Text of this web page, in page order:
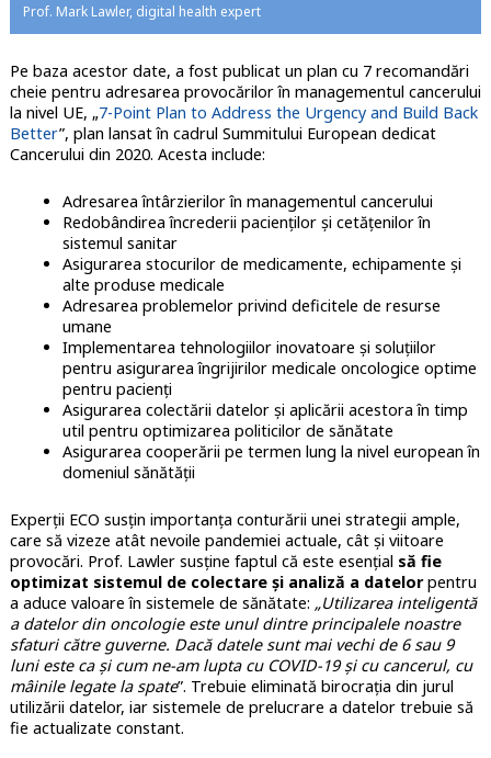
Prof. Mark Lawler, digital health expert
Pe baza acestor date, a fost publicat un plan cu 7 recomandări
cheie pentru adresarea provocărilor în managementul cancerului
la nivel UE, „7-Point Plan to Address the Urgency and Build Back
Better”, plan lansat în cadrul Summitului European dedicat
Cancerului din 2020. Acesta include:
Adresarea întârzierilor în managementul cancerului
Redobândirea încrederii pacienților și cetățenilor în
sistemul sanitar
Asigurarea stocurilor de medicamente, echipamente și
alte produse medicale
Adresarea problemelor privind deficitele de resurse
umane
Implementarea tehnologiilor inovatoare și soluțiilor
pentru asigurarea îngrijirilor medicale oncologice optime
pentru pacienți
Asigurarea colectării datelor și aplicării acestora în timp
util pentru optimizarea politicilor de sănătate
Asigurarea cooperării pe termen lung la nivel european în
domeniul sănătății
Experții ECO susțin importanța conturării unei strategii ample,
care să vizeze atât nevoile pandemiei actuale, cât și viitoare
provocări. Prof. Lawler susține faptul că este esențial să fie
optimizat sistemul de colectare și analiză a datelorpentru
a aduce valoare în sistemele de sănătate: „Utilizarea inteligentă
a datelor din oncologie este unul dintre principalele noastre
sfaturi către guverne. Dacă datele sunt mai vechi de 6 sau 9
luni este ca și cum ne-am lupta cu COVID-19 și cu cancerul, cu
mâinile legate la spate”. Trebuie eliminată birocrația din jurul
utilizării datelor, iar sistemele de prelucrare a datelor trebuie să
fie actualizate constant.